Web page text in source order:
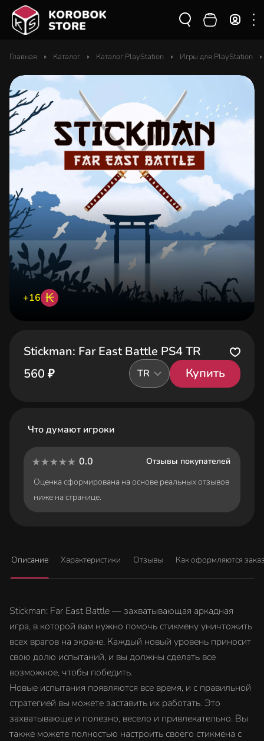
Главная Каталог Каталог PlayStation Игры для PlayStation
+16 ₭
Stickman: Far East Battle PS4 TR
560 ₽
TR Купить
Что думают игроки
0.0
Отзывы покупателей
Оценка сформирована на основе реальных отзывов
ниже на странице.
Описание Характеристики Отзывы Как оформляются
Stickman: Far East Battle — захватывающая аркадная
игра, в которой вам нужно помочь стикмену уничтожить
всех врагов на экране. Каждый новый уровень приносит
свою долю испытаний, и вы должны сделать все
возможное, чтобы победить.
Новые испытания появляются все время, и с правильной
стратегией вы можете заставить их работать. Это
захватывающе и полезно, весело и привлекательно. Вы
также можете полностью настроить своего стикмена с